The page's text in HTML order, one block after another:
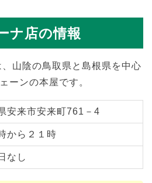
ナ店の情報
山陰の鳥取県と島根県を中心
ーンの本屋です。
安来市安来町761－4
から２１時
なし